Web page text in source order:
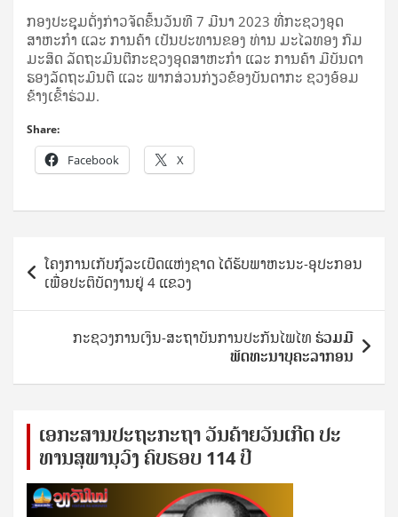
ກອງປະຊຸມດັ່ງ​ກ່າວ​ຈັດຂຶ້ນວັນທີ 7 ມີນາ 2023 ທີ່ກະຊວງອຸດ
ສາຫະກໍາ ແລະ ການຄ້າ ເປັນປະທານຂອງ ທ່ານ ມະໄລທອງ ກົມ
ມະສິດ ລັດຖະມົນຕີກະຊວງອຸດສາຫະກໍາ ແລະ ການຄ້າ ມີບັນດາ
ຮອງລັດຖະມົນຕີ ແລະ ພາກສ່ວນກ່ຽວຂ້ອງບັນດາກະ ຊວງອ້ອມ
ຂ້າງເຂົ້າຮ່ວມ.
Share:
Facebook X
Post
navigation
ໂຄງການເກັບກູ້ລະເບີດແຫ່ງຊາດ ໄດ້​ຮັບພາຫະນະ-ອຸປະກອນ
ເພື່ອປະ​ຕິ​ບັດ​ງານ​ຢູ່ 4 ແຂວງ
ກະ​ຊວງ​ການ​ເງິນ-ສະ​ຖາ​ບັນ​ການ​ປະ​ກັນ​ໄພ​ໄທ ຮ່ວມມື
ພັດທະນາບຸຄະລາກອນ
ເອ​ກະ​ສານ​ປະ​ຖະ​ກະ​ຖ​າ ວັນ​ຄ້າຍ​ວັນ​ເກີດ ປ​ະ​
ທານ​ສຸ​ພາ​ນຸ​ວົງ ຄົບ​ຮອບ 114 ປີ